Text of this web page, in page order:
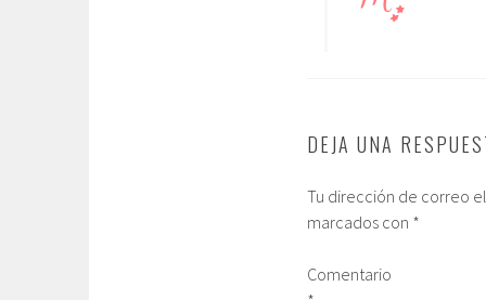
DEJA UNA
Tu dirección de correo
marcados con *
Comentario